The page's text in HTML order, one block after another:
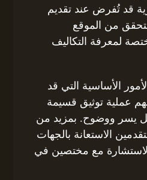
قد تُفرض عند تقديم
من الموقع
لمعرفة التكاليف
الأساسية التي قد
عملية توثيق قسيمة
يسر ووضوح. بمزيد من
الاستعانة بالجهات
الاستشارة مع مختصين في